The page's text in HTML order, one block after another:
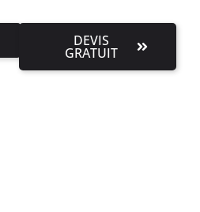
DEVIS
GRATUIT